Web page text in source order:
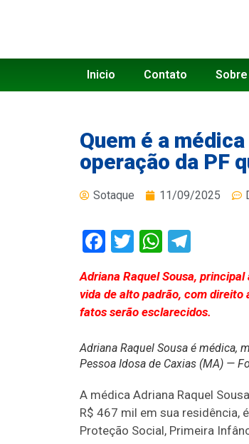
Inicio Contato Sobre
Quem é a
operação da PF
Sotaque 11/09/2025
Facebook
Twitter
Adriana Raquel Sousa,
vida de alto padrão, com direito
fatos serão esclarecidos.
Adriana Raquel Sousa é médica,
Pessoa Idosa de Caxias (MA) —
A médica Adriana Raquel
R$ 467 mil em sua residência,
Proteção Social, Primeira